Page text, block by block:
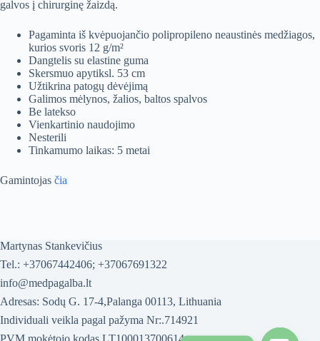
galvos į chirurginę žaizdą.
Pagaminta iš kvėpuojančio polipropileno neaustinės medžiagos,
kurios svoris 12 g/m²
Dangtelis su elastine guma
Skersmuo apytiksl. 53 cm
Užtikrina patogų dėvėjimą
Galimos mėlynos, žalios, baltos spalvos
Be latekso
Vienkartinio naudojimo
Nesterili
Tinkamumo laikas: 5 metai
Gamintojas čia
Martynas Stankevičius
Tel.: +37067442406; +37067691322
info@medpagalba.lt
Adresas: Sodų G. 17-4,Palanga 00113, Lithuania
Individuali veikla pagal pažyma Nr:.714921